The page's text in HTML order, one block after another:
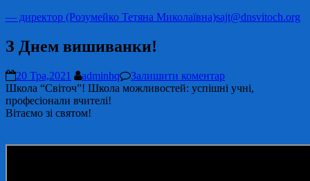
— директор (Розумейко Тетяна Миколаївна)sajt@dnsvitoch.org
З Днем вишиванки!
20 Тра,2021 adminhq
Залишити коментар
Школа “Світоч”! Школа можливостей: успішні учні,
професіонали вчителі!
Вітаємо зі святом!